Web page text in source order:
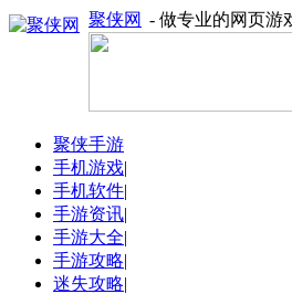
聚侠网 - 做专业的网页游
聚侠手游
手机游戏|
手机软件|
手游资讯|
手游大全|
手游攻略|
迷失攻略|